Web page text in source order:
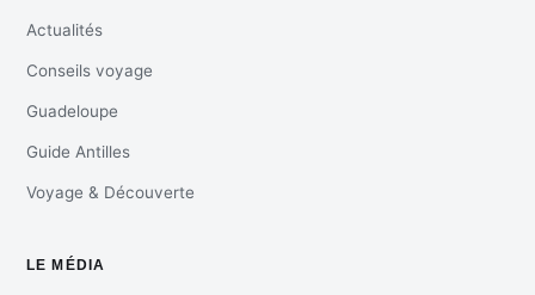
Actualités
Conseils voyage
Guadeloupe
Guide Antilles
Voyage & Découverte
LE MÉDIA